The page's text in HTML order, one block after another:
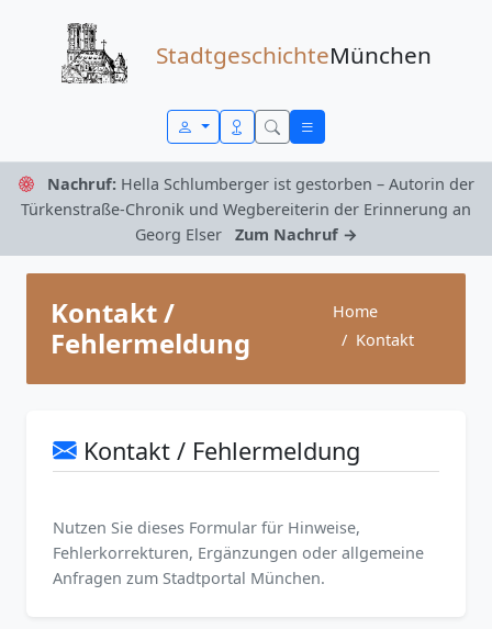
StadtgeschichteMünchen
Nachruf: Hella Schlumberger ist gestorben – Autorin der
Türkenstraße-Chronik und Wegbereiterin der Erinnerung an
Georg Elser
Zum Nachruf →
Kontakt /
Fehlermeldung
Home
Kontakt
Kontakt / Fehlermeldung
Nutzen Sie dieses Formular für Hinweise,
Fehlerkorrekturen, Ergänzungen oder allgemeine
Anfragen zum Stadtportal München.